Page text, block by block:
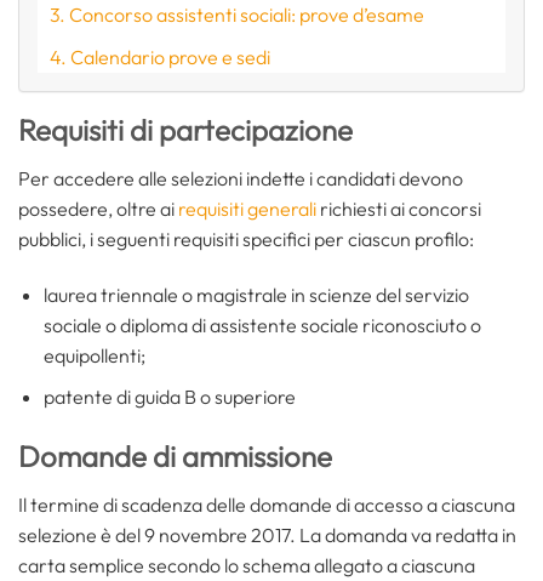
Concorso assistenti sociali: prove d’esame
Calendario prove e sedi
Requisiti di partecipazione
Per accedere alle selezioni indette i candidati devono
possedere, oltre ai requisiti generali richiesti ai concorsi
pubblici, i seguenti requisiti specifici per ciascun profilo:
laurea triennale o magistrale in scienze del servizio
sociale o diploma di assistente sociale riconosciuto o
equipollenti;
patente di guida B o superiore
Domande di ammissione
Il termine di scadenza delle domande di accesso a ciascuna
selezione è del 9 novembre 2017. La domanda va redatta in
carta semplice secondo lo schema allegato a ciascuna